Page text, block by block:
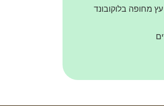
עץ מחופה בלוקובונד